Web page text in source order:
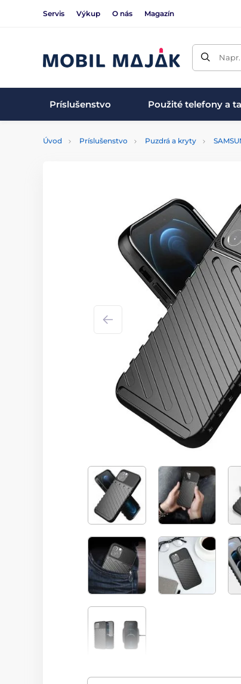
Servis Výkup O nás Magazín
Príslušenstvo Použité telefony a
Úvod Príslušenstvo Puzdrá a kryty